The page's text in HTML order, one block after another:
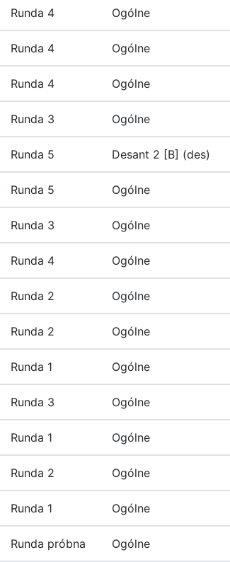
Runda 4 Ogólne
Runda 4 Ogólne
Runda 4 Ogólne
Runda 3 Ogólne
Runda 5 Desant 2 [B] (des)
Runda 5 Ogólne
Runda 3 Ogólne
Runda 4 Ogólne
Runda 2 Ogólne
Runda 2 Ogólne
Runda 1 Ogólne
Runda 3 Ogólne
Runda 1 Ogólne
Runda 2 Ogólne
Runda 1 Ogólne
Runda próbna Ogólne